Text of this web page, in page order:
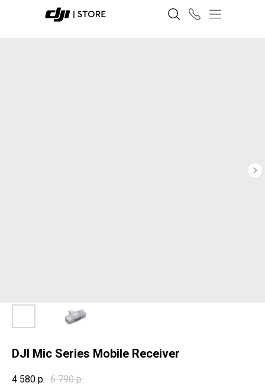
DJI Mic Series Mobile Receiver
4 580 р. 6 790 р.